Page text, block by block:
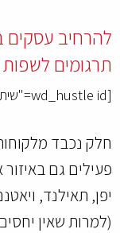
להרחיב עסקים
תרגומים לשפות
[wd_hustle id="שיתוף" type="social_sharing"]
חלק נכבד
פעילים גם
יפן, תאילנד,
(למרות שאין